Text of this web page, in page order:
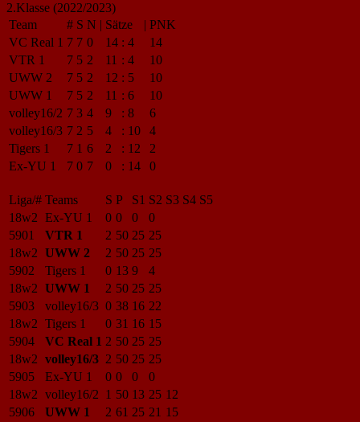
2.Klasse (2022/2023)
Team
# S N | Sätze | PNK
VC Real 1 7 7 0 14 : 4
14
VTR 1
7 5 2 11 : 4
10
UWW 2
7 5 2 12 : 5
10
UWW 1
7 5 2 11 : 6
10
volley16/2 7 3 4 9 : 8
6
volley16/3 7 2 5 4 : 10
4
Tigers 1
7 1 6 2 : 12
2
Ex-YU 1
7 0 7 0 : 14 0
Liga/# Teams S P S1 S2 S3 S4 S5
18w2 Ex-YU 1 0 0 0
0
5901
VTR 1 2 50 25 25
18w2 UWW 2 2 50 25 25
5902
Tigers 1 0 13 9
4
18w2 UWW 1 2 50 25 25
5903
volley16/3 0 38 16 22
18w2 Tigers 1 0 31 16 15
5904
VC Real 1 2 50 25 25
18w2 volley16/3 2 50 25 25
5905
Ex-YU 1 0 0 0
0
18w2 volley16/2 1 50 13 25 12
5906
UWW 1 2 61 25 21 15